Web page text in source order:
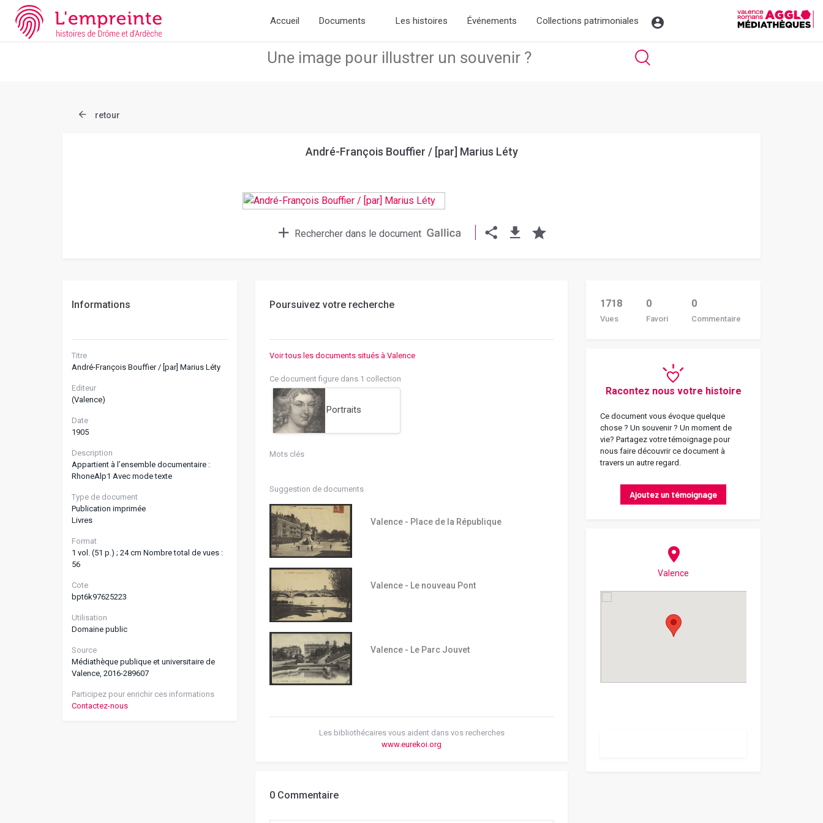
Array ( [slug] => document [ref] => bpt6k97625223 )
Accueil Documents Les histoires Événements Collections patrimoniales
retour
André-François Bouffier / [par] Marius Léty
Rechercher dans le document
Informations
Titre
André-François Bouffier / [par] Marius Léty
Editeur
(Valence)
Date
1905
Description
Appartient à l’ensemble documentaire :
RhoneAlp1 Avec mode texte
Type de document
Publication imprimée
Livres
Format
1 vol. (51 p.) ; 24 cm Nombre total de vues :
56
Cote
bpt6k97625223
Utilisation
Domaine public
Source
Médiathèque publique et universitaire de
Valence, 2016-289607
Participez pour enrichir ces informations
Contactez-nous
Poursuivez votre recherche
Voir tous les documents situés à Valence
Ce document figure dans 1 collection
Portraits
Mots clés
Suggestion de documents
Valence - Place de la République
Valence - Le nouveau Pont
Valence - Le Parc Jouvet
Les bibliothécaires vous aident dans vos recherches
www.eurekoi.org
0 Commentaire
1718
Vues
0
Favori
0
Commentaire
Racontez nous votre histoire
Ce document vous évoque quelque
chose ? Un souvenir ? Un moment de
vie? Partagez votre témoignage pour
nous faire découvrir ce document à
travers un autre regard.
Ajoutez un témoignage
Valence